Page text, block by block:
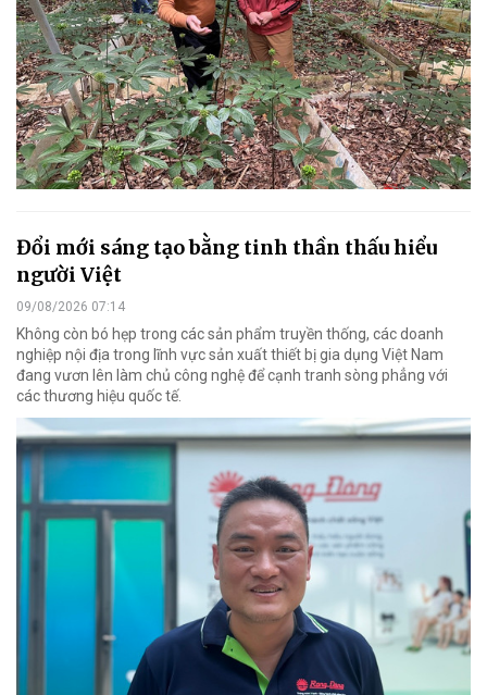
Đổi mới sáng tạo bằng tinh thần thấu hiểu
người Việt
09/08/2026 07:14
Không còn bó hẹp trong các sản phẩm truyền thống, các doanh
nghiệp nội địa trong lĩnh vực sản xuất thiết bị gia dụng Việt Nam
đang vươn lên làm chủ công nghệ để cạnh tranh sòng phẳng với
các thương hiệu quốc tế.